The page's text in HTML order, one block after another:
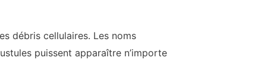
débris cellulaires. Les noms
puissent apparaître n’importe